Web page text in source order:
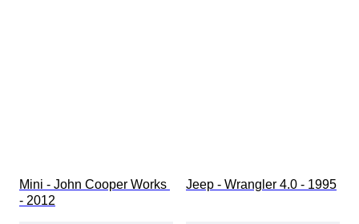
Mini - John Cooper Works
- 2012
Jeep - Wrangler 4.0 - 1995